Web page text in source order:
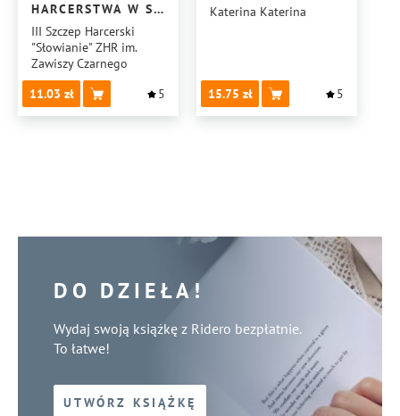
HARCERSTWA W SP
NR 1 IM.
MARYNARKI
WOJENNEJ RP
III Szczep Harcerski
"Słowianie" ZHR im.
Zawiszy Czarnego
11.03
5
Katerina Katerina
15.75 5
DO DZIEŁA!
Wydaj swoją książkę z Ridero bezpłatnie.
To łatwe!
UTWÓRZ KSIĄŻKĘ